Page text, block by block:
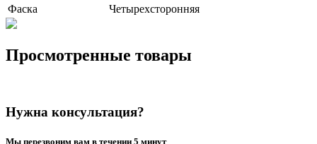
Фаска
Четырехсторонняя
Просмотренные товары
Нужна консультация?
Мы перезвоним вам в течении 5 минут